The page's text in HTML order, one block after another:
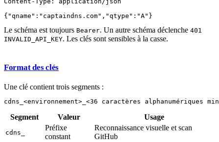
Le schéma est toujours Bearer. Un autre schéma déclenche 401
INVALID_API_KEY. Les clés sont sensibles à la casse.
Format des clés
Une clé contient trois segments :
Segment Valeur Usage
cdns_
Préfixe
constant
Reconnaissance visuelle et scan
GitHub